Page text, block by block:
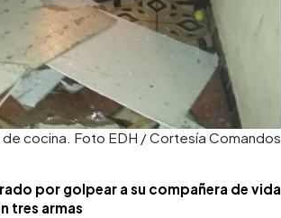
cocina. Foto EDH / Cortesía Comandos
por golpear a su compañera de vida
tres armas